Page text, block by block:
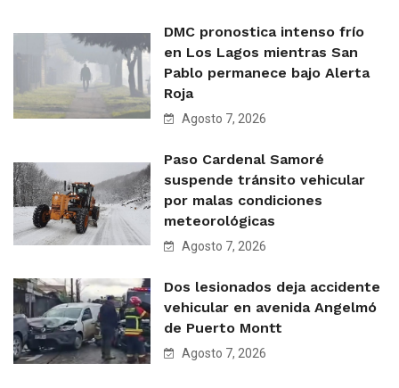
DMC pronostica intenso frío
en Los Lagos mientras San
Pablo permanece bajo Alerta
Roja
Agosto 7, 2026
Paso Cardenal Samoré
suspende tránsito vehicular
por malas condiciones
meteorológicas
Agosto 7, 2026
Dos lesionados deja accidente
vehicular en avenida Angelmó
de Puerto Montt
Agosto 7, 2026